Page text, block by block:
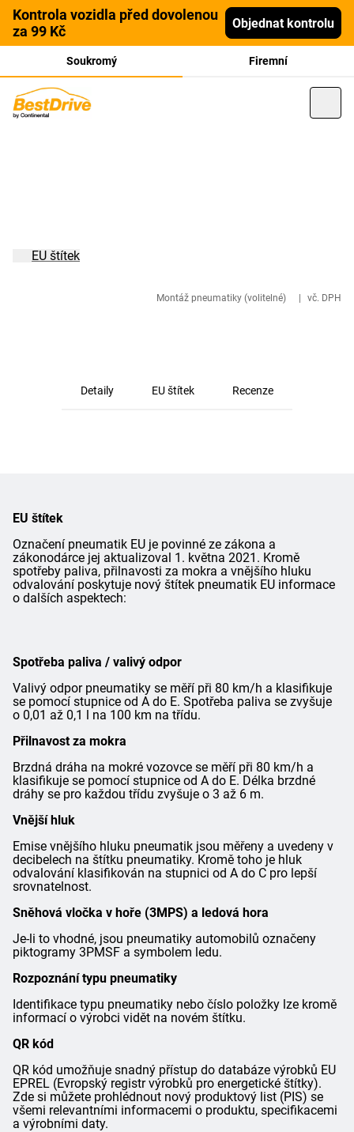
Kontrola vozidla před dovolenou
za 99 Kč
Objednat kontrolu
Soukromý Firemní
Montáž pneumatiky (volitelné) vč. DPH
EU štítek
Detaily EU štítek Recenze
EU štítek
Označení pneumatik EU je povinné ze zákona a
zákonodárce jej aktualizoval 1. května 2021. Kromě
spotřeby paliva, přilnavosti za mokra a vnějšího hluku
odvalování poskytuje nový štítek pneumatik EU informace
o dalších aspektech:
Spotřeba paliva / valivý odpor
Valivý odpor pneumatiky se měří při 80 km/h a klasifikuje
se pomocí stupnice od A do E. Spotřeba paliva se zvyšuje
o 0,01 až 0,1 l na 100 km na třídu.
Přilnavost za mokra
Brzdná dráha na mokré vozovce se měří při 80 km/h a
klasifikuje se pomocí stupnice od A do E. Délka brzdné
dráhy se pro každou třídu zvyšuje o 3 až 6 m.
Vnější hluk
Emise vnějšího hluku pneumatik jsou měřeny a uvedeny v
decibelech na štítku pneumatiky. Kromě toho je hluk
odvalování klasifikován na stupnici od A do C pro lepší
srovnatelnost.
Sněhová vločka v hoře (3MPS) a ledová hora
Je-li to vhodné, jsou pneumatiky automobilů označeny
piktogramy 3PMSF a symbolem ledu.
Rozpoznání typu pneumatiky
Identifikace typu pneumatiky nebo číslo položky lze kromě
informací o výrobci vidět na novém štítku.
QR kód
QR kód umožňuje snadný přístup do databáze výrobků EU
EPREL (Evropský registr výrobků pro energetické štítky).
Zde si můžete prohlédnout nový produktový list (PIS) se
všemi relevantními informacemi o produktu, specifikacemi
a výrobními daty.